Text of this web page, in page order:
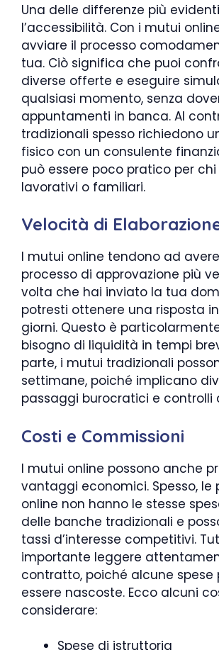
Una delle differenze più
l’accessibilità. Con i mutui
avviare il processo
tua. Ciò significa che puoi
diverse offerte e eseguire
qualsiasi momento, senza
appuntamenti in banca. Al
tradizionali spesso richiedono
fisico con un consulente
può essere poco pratico per
lavorativi o familiari.
Velocità di
I mutui online tendono ad
processo di approvazione più
volta che hai inviato la tua
potresti ottenere una risposta
giorni. Questo è
bisogno di liquidità in tempi
parte, i mutui tradizionali
settimane, poiché implicano
passaggi burocratici e controlli
Costi e Commissioni
I mutui online possono anche
vantaggi economici. Spesso,
online non hanno le stesse
delle banche tradizionali e
tassi d’interesse competitivi.
importante leggere
contratto, poiché alcune spese
essere nascoste. Ecco alcuni
considerare:
Spese di istruttoria